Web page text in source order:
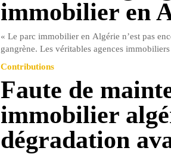
immobilier en
« Le parc immobilier en Algérie n’est pas
gangrène. Les véritables agences
Contributions
Faute de
immobilier
dégradation